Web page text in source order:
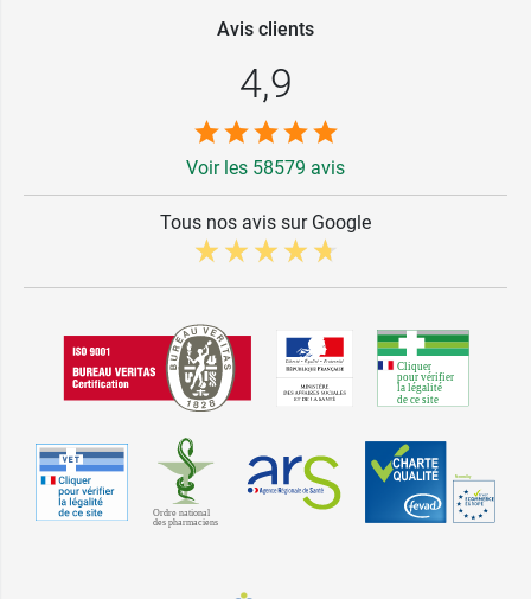
Avis clients
4,9
Voir les 58579 avis
Tous nos avis sur Google